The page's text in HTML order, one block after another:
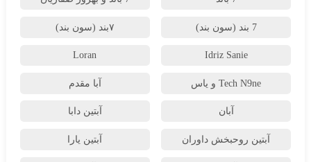
7 بند (سون بند) ۷بند (سون بند)
Idriz Sanie
Loran
Tech N9ne و یاس آبا مقدم
آبان آبتین دابا
آبتین روحبخش داوران آبتین یارا